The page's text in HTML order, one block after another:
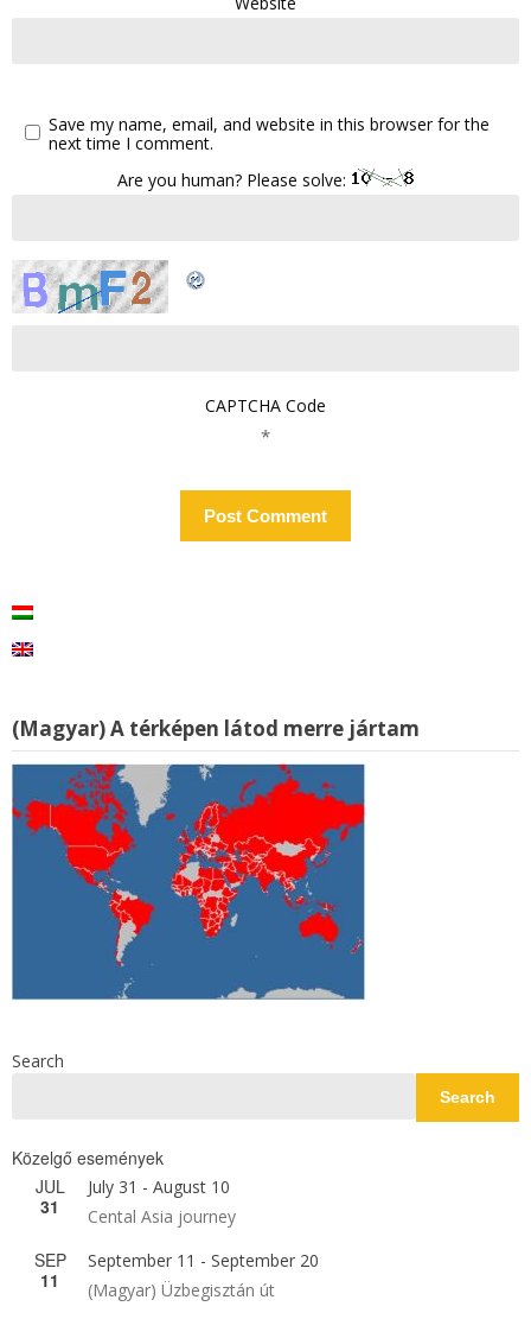
Save my name, email, and website in this browser for the
next time I comment.
Are you human? Please solve:
CAPTCHA Code
*
(Magyar) A térképen látod merre jártam
Search
Search
Közelgő események
JUL
31
July 31 - August 10
Cental Asia journey
SEP
11
September 11 - September 20
(Magyar) Üzbegisztán út